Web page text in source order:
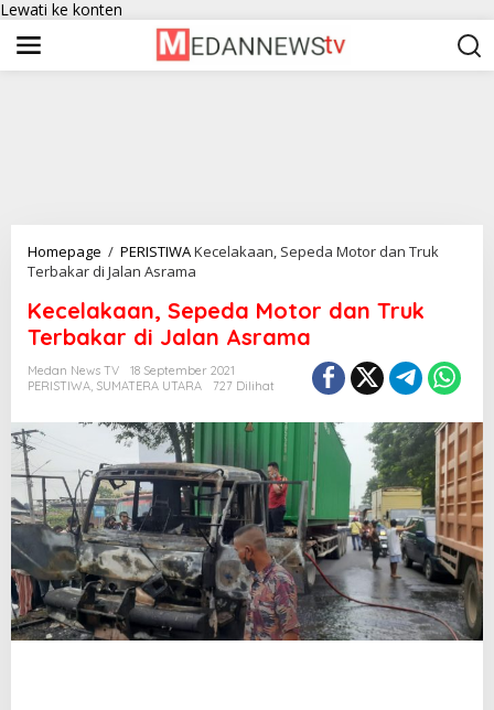
Lewati ke konten
Homepage / PERISTIWAKecelakaan, Sepeda Motor dan Truk
Terbakar di Jalan Asrama
Kecelakaan, Sepeda Motor dan Truk
Terbakar di Jalan Asrama
Medan News TV
18 September 2021
PERISTIWA, SUMATERA UTARA 727 Dilihat